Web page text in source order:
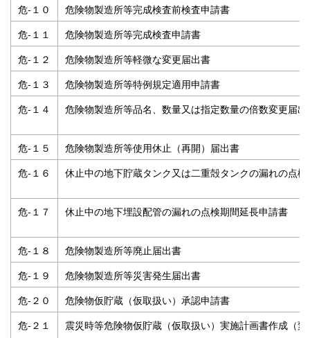
危‐１０
危険物製造所等完成検査前検査申請書
危‐１１
危険物製造所等完成検査申請書
危‐１２
危険物製造所等軽微な変更届出書
危‐１３
危険物製造所等特例規定適用申請書
危‐１４
危険物製造所等品名、数量又は指定数量の倍数変更届出
危‐１５
危険物製造所等使用休止（再開）届出書
危‐１６
休止中の地下貯蔵タンク又は二重殻タンクの漏れの点
危‐１７ 休止中の地下埋設配管の漏れの点検期間延長申請書
危‐１８
危険物製造所等廃止届出書
危‐１９
危険物製造所等災害発生届出書
危‐２０
危険物仮貯蔵（仮取扱い）承認申請書
危‐２１
震災時等危険物仮貯蔵（仮取扱い）実施計画書作成（